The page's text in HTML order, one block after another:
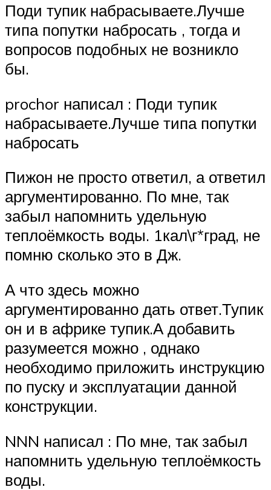
Поди тупик набрасываете.Лучше
типа попутки набросать , тогда и
вопросов подобных не возникло
бы.
prochor написал : Поди тупик
набрасываете.Лучше типа попутки
набросать
Пижон не просто ответил, а ответил
аргументированно. По мне, так
забыл напомнить удельную
теплоёмкость воды. 1кал\г*град, не
помню сколько это в Дж.
А что здесь можно
аргументированно дать ответ.Тупик
он и в африке тупик.А добавить
разумеется можно , однако
необходимо приложить инструкцию
по пуску и эксплуатации данной
конструкции.
NNN написал : По мне, так забыл
напомнить удельную теплоёмкость
воды.